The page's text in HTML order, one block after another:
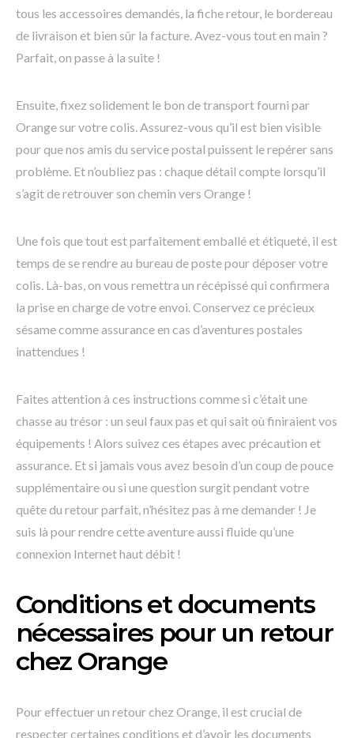
tous les accessoires demandés, la fiche retour, le bordereau
de livraison et bien sûr la facture. Avez-vous tout en main ?
Parfait, on passe à la suite !
Ensuite, fixez solidement le bon de transport fourni par
Orange sur votre colis. Assurez-vous qu’il est bien visible
pour que nos amis du service postal puissent le repérer sans
problème. Et n’oubliez pas : chaque détail compte lorsqu’il
s’agit de retrouver son chemin vers Orange !
Une fois que tout est parfaitement emballé et étiqueté, il est
temps de se rendre au bureau de poste pour déposer votre
colis. Là-bas, on vous remettra un récépissé qui confirmera
la prise en charge de votre envoi. Conservez ce précieux
sésame comme assurance en cas d’aventures postales
inattendues !
Faites attention à ces instructions comme si c’était une
chasse au trésor : un seul faux pas et qui sait où finiraient vos
équipements ! Alors suivez ces étapes avec précaution et
assurance. Et si jamais vous avez besoin d’un coup de pouce
supplémentaire ou si une question surgit pendant votre
quête du retour parfait, n’hésitez pas à me demander ! Je
suis là pour rendre cette aventure aussi fluide qu’une
connexion Internet haut débit !
Conditions et documents
nécessaires pour un retour
chez Orange
Pour effectuer un retour chez Orange, il est crucial de
respecter certaines conditions et d’avoir les documents